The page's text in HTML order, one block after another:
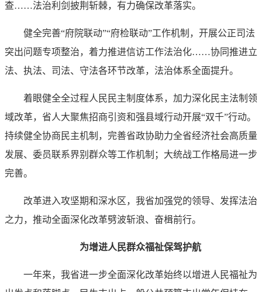
查……法治利剑披荆斩棘，有力确保改革落实。
健全完善“府院联动”“府检联动”工作机制，开展公正司法
突出问题专项整治，着力推进信访工作法治化……协同推进立
法、执法、司法、守法各环节改革，法治体系全面提升。
着眼健全全过程人民民主制度体系，加力深化民主法制领
域改革，省人大聚焦招商引资和强县域行动开展“双千”行动。
持续健全协商民主机制，完善省政协助力全省经济社会高质量
发展、委员联系界别群众等工作机制；大统战工作格局进一步
完善。
改革进入攻坚期和深水区，我省加强党的领导、发挥法治
之力，推动全面深化改革劈波斩浪、奋楫前行。
为增进人民群众福祉保驾护航
一年来，我省进一步全面深化改革始终以增进人民福祉为